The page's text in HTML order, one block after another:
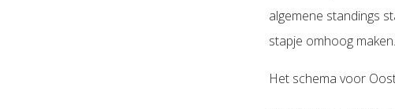
algemene standings
stapje omhoog
Het schema voor